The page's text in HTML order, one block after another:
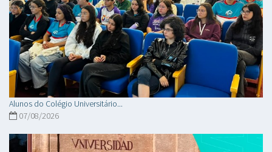
Alunos do Colégio Universitário...
07/08/2026